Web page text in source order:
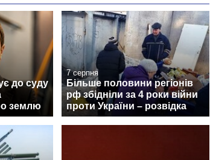
до суду
землю
7 серпня
Більше половини регіонів
рф збідніли за 4 роки війни
проти України – розвідка